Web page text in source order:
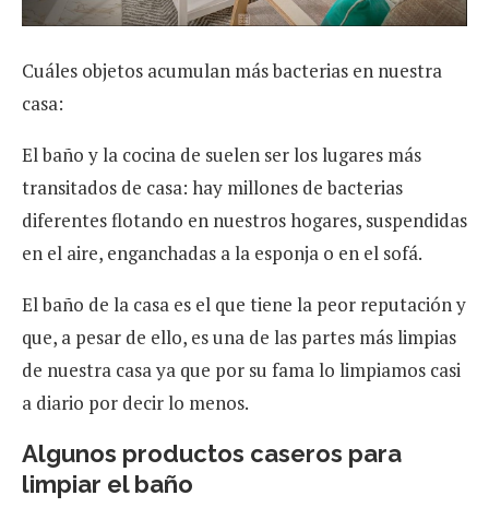
Cuáles objetos acumulan más bacterias en nuestra
casa:
El baño y la cocina de suelen ser los lugares más
transitados de casa: hay millones de bacterias
diferentes flotando en nuestros hogares, suspendidas
en el aire, enganchadas a la esponja o en el sofá.
El baño de la casa es el que tiene la peor reputación y
que, a pesar de ello, es una de las partes más limpias
de nuestra casa ya que por su fama lo limpiamos casi
a diario por decir lo menos.
Algunos productos caseros para
limpiar el baño